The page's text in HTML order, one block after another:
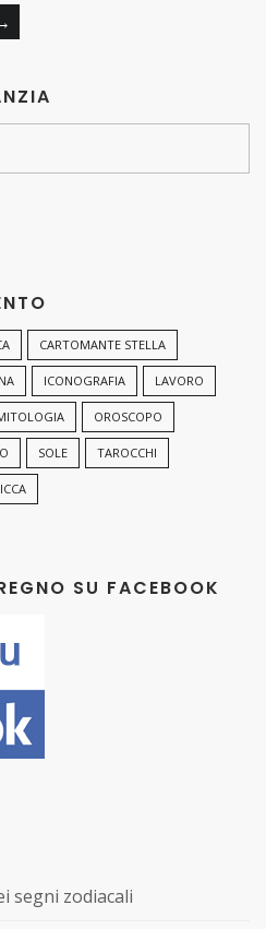
CARTOMANTE STELLA
ICONOGRAFIA LAVORO
OROSCOPO
SOLE TAROCCHI
SU FACEBOOK
segni zodiacali